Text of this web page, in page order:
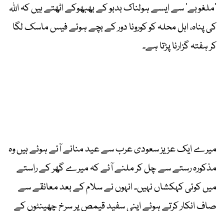
’ملغوبے‘ سے ایسے ہولناک بدبو کے بھبھوکے اٹھتے ہیں کہ اللہ
کی پناہ، اہل محلہ کو کورونا دور کے بچے ہوئے فیس ماسک لگا
کر ہفتہ گزارنا پڑتا ہے۔
میرے ایک عزیز سعودی عرب سے عید منانے آئے ہوئے ہیں وہ
مذکورہ رستے سے چل کر ملنے آئے کہ میرے گھر کے راستے
میں کوئی کہکشاں نہیں۔ انہوں نے سلام کے بعد معانقے سے
صاف انکار کرتے ہوئے اپنی سفید قیمص پر سرخ چھینٹوں کے